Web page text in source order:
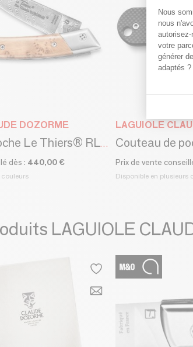
DOZORME
Couteau de poche Le Thiers® RLT DAMAS - Claude Dozorme
dès : 440,00 €
couleurs
LAGUIOLE
Prix de vente
Disponible en plusieurs
LAGUIOLE
Nous
nous
votre
générer
adaptés ?